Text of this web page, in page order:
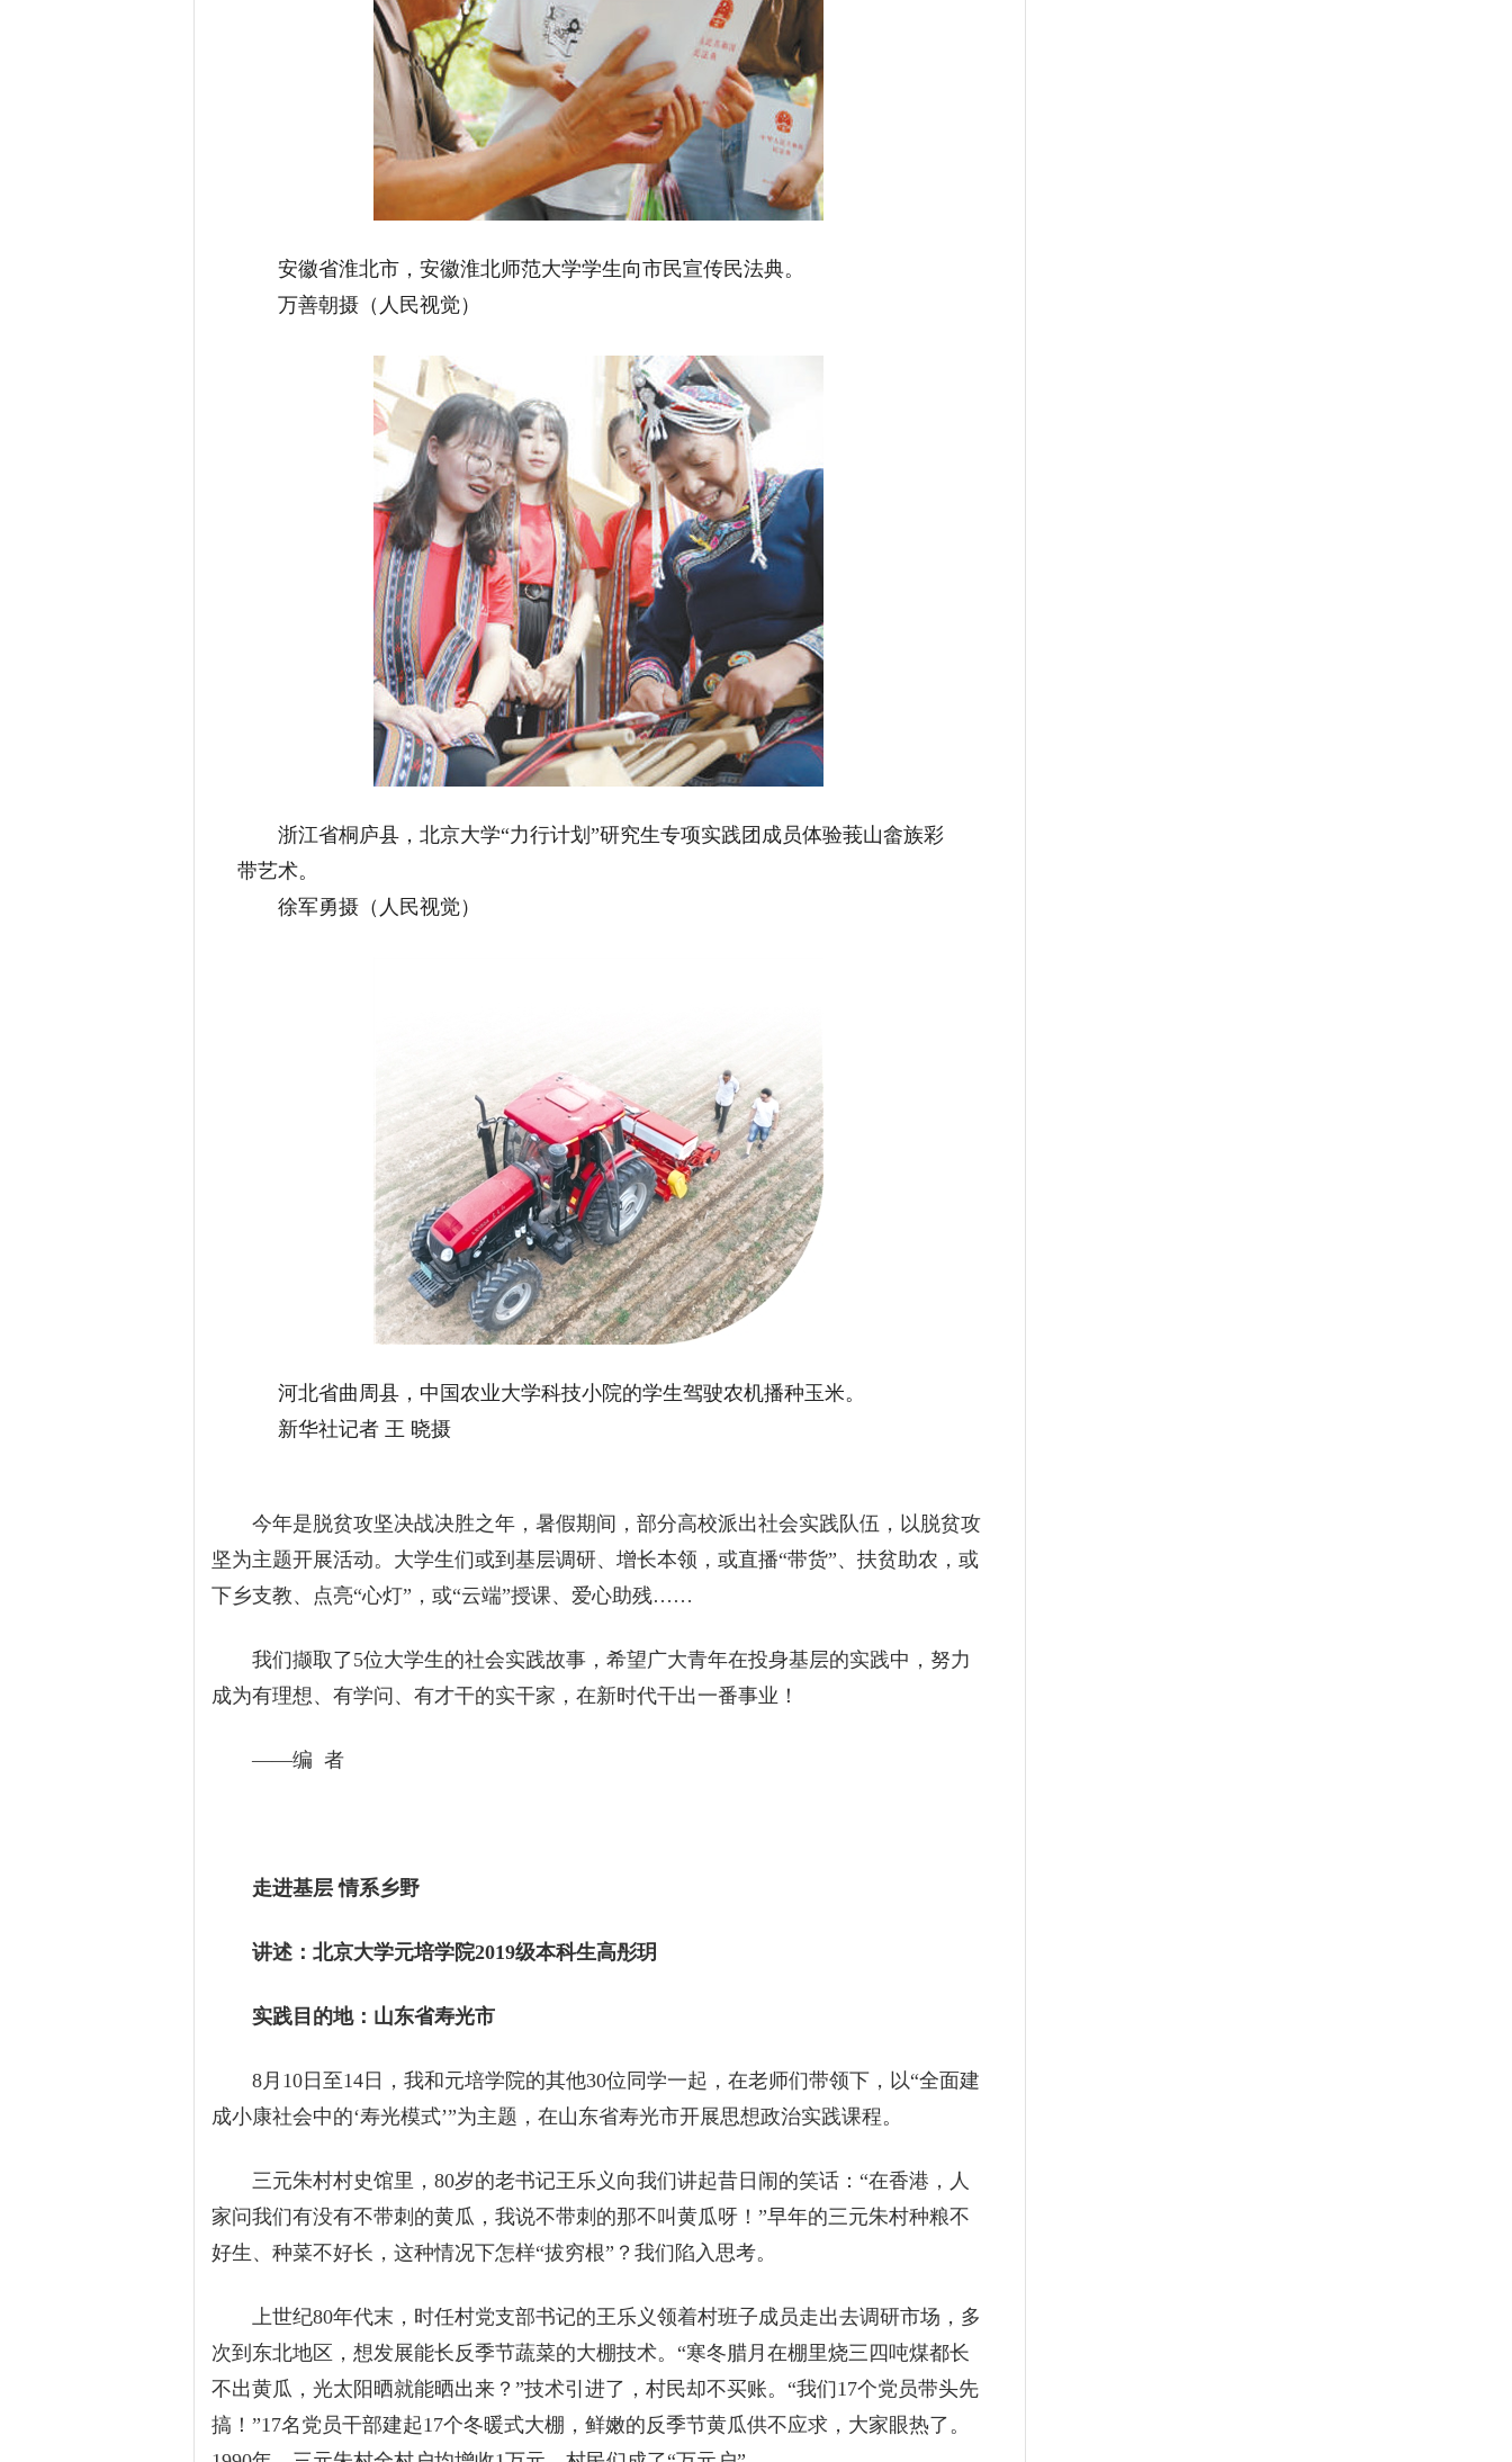
安徽省淮北市，安徽淮北师范大学学生向市民宣传民法典。
万善朝摄（人民视觉）
浙江省桐庐县，北京大学“力行计划”研究生专项实践团成员体验莪山畲族彩
带艺术。
徐军勇摄（人民视觉）
河北省曲周县，中国农业大学科技小院的学生驾驶农机播种玉米。
新华社记者 王 晓摄
今年是脱贫攻坚决战决胜之年，暑假期间，部分高校派出社会实践队伍，以脱贫攻
坚为主题开展活动。大学生们或到基层调研、增长本领，或直播“带货”、扶贫助农，或
下乡支教、点亮“心灯”，或“云端”授课、爱心助残……
我们撷取了5位大学生的社会实践故事，希望广大青年在投身基层的实践中，努力
成为有理想、有学问、有才干的实干家，在新时代干出一番事业！
——编 者
走进基层 情系乡野
讲述：北京大学元培学院2019级本科生高彤玥
实践目的地：山东省寿光市
8月10日至14日，我和元培学院的其他30位同学一起，在老师们带领下，以“全面建
成小康社会中的‘寿光模式’”为主题，在山东省寿光市开展思想政治实践课程。
三元朱村村史馆里，80岁的老书记王乐义向我们讲起昔日闹的笑话：“在香港，人
家问我们有没有不带刺的黄瓜，我说不带刺的那不叫黄瓜呀！”早年的三元朱村种粮不
好生、种菜不好长，这种情况下怎样“拔穷根”？我们陷入思考。
上世纪80年代末，时任村党支部书记的王乐义领着村班子成员走出去调研市场，多
次到东北地区，想发展能长反季节蔬菜的大棚技术。“寒冬腊月在棚里烧三四吨煤都长
不出黄瓜，光太阳晒就能晒出来？”技术引进了，村民却不买账。“我们17个党员带头先
搞！”17名党员干部建起17个冬暖式大棚，鲜嫩的反季节黄瓜供不应求，大家眼热了。